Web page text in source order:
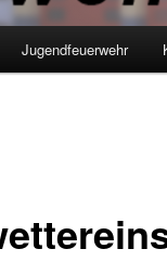
Jugendfeuerwehr